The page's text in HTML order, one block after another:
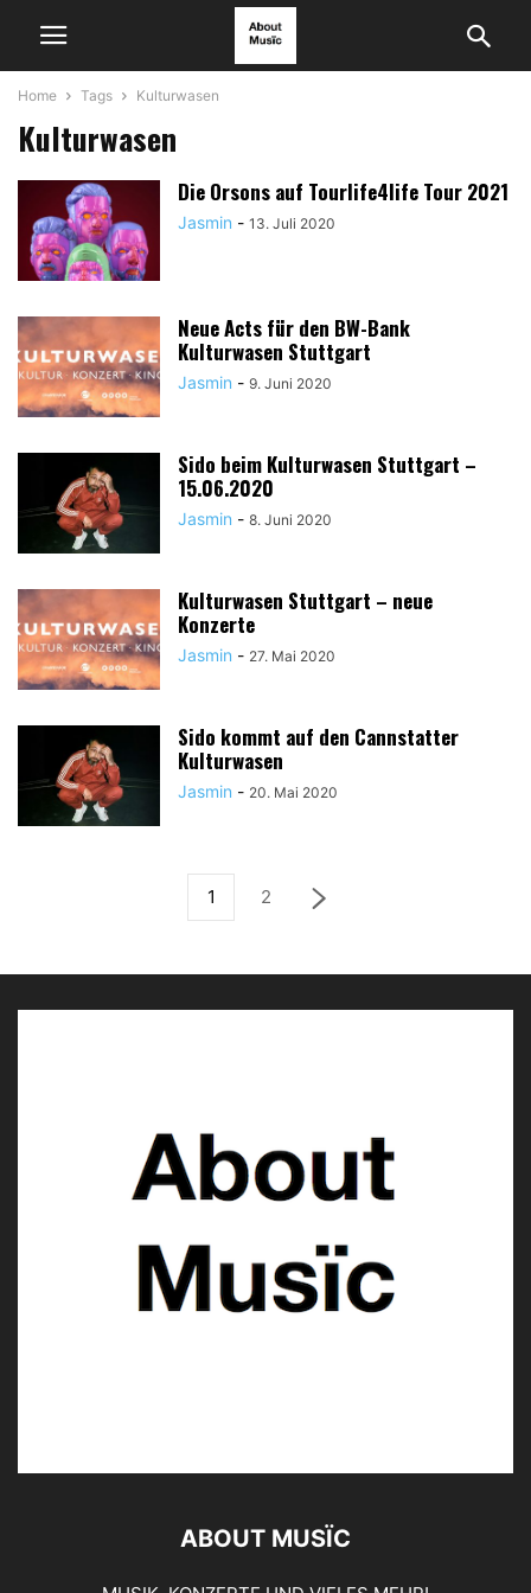
Home Tags Kulturwasen
Kulturwasen
Die Orsons auf Tourlife4life Tour 2021
Jasmin - 13. Juli 2020
Neue Acts für den BW-Bank
Kulturwasen Stuttgart
Jasmin - 9. Juni 2020
Sido beim Kulturwasen Stuttgart –
15.06.2020
Jasmin - 8. Juni 2020
Kulturwasen Stuttgart – neue
Konzerte
Jasmin - 27. Mai 2020
Sido kommt auf den Cannstatter
Kulturwasen
Jasmin - 20. Mai 2020
1 2
ABOUT MUSÏC